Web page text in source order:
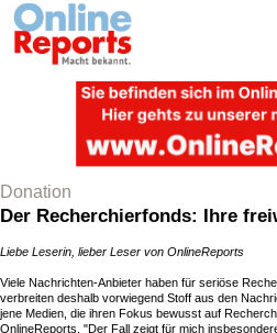
Donation
Der Recherchierfonds: Ihre
Liebe Leserin, lieber Leser von OnlineReports
Viele Nachrichten-Anbieter haben für seriöse
verbreiten deshalb vorwiegend Stoff aus den
jene Medien, die ihren Fokus bewusst auf
OnlineReports. "Der Fall zeigt für mich